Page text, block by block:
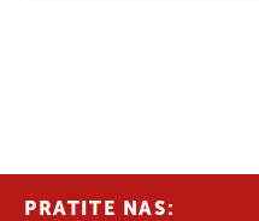
PRATITE NAS: